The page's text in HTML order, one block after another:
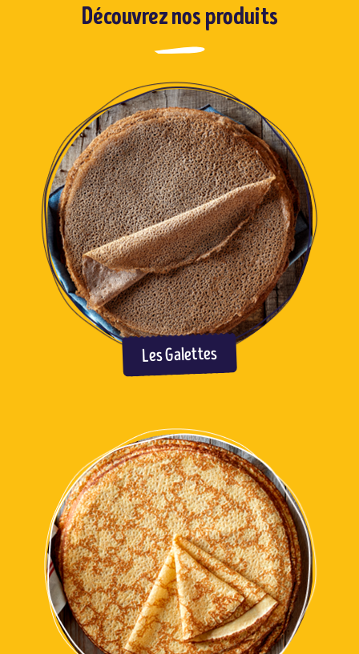
Découvrez nos produits
Les Galettes